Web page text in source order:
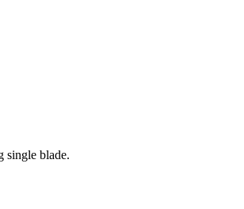
single blade.